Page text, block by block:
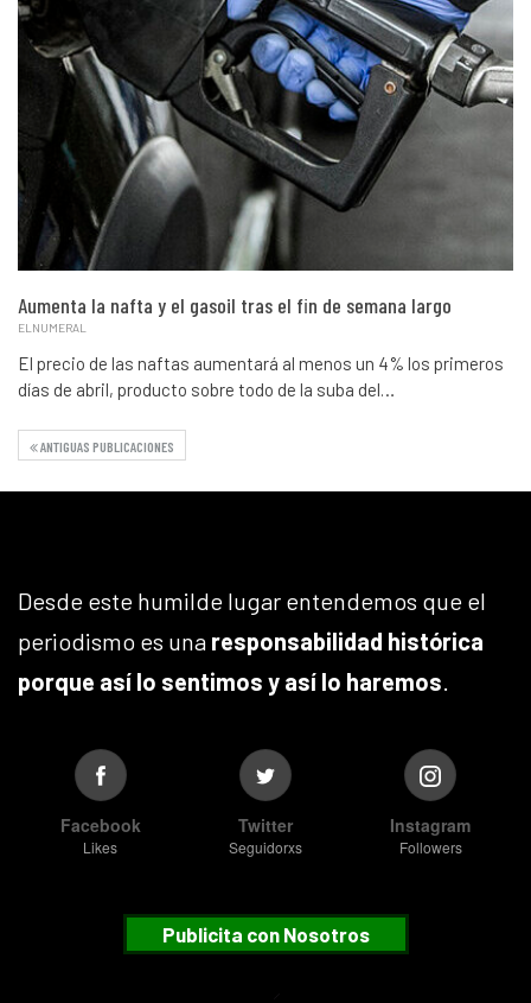
Aumenta la nafta y el gasoil tras el fin de semana largo
ELNUMERAL
El precio de las naftas aumentará al menos un 4% los primeros
días de abril, producto sobre todo de la suba del…
ANTIGUAS PUBLICACIONES
Desde este humilde lugar entendemos que el
periodismo es una responsabilidad histórica
porque así lo sentimos y así lo haremos.
Facebook
Likes
Twitter
Seguidorxs
Instagram
Followers
Publicita con Nosotros